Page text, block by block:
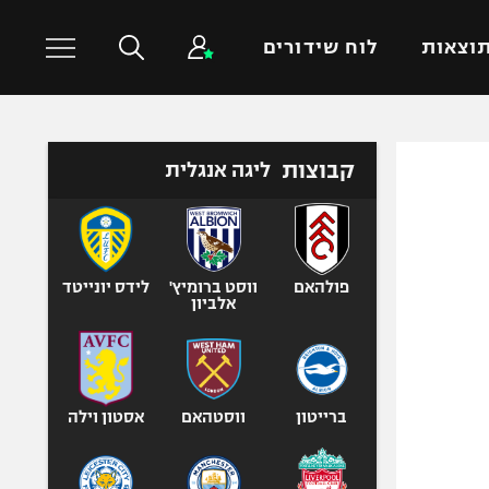
תוצאות לוח שידורים
כדורסל עולמי ענפים נוספים
טניס
כדוריד
כדורעף
שחייה
ג'ודו
אגרוף
היאבקות WWE
קבוצות ליגה אנגלית
פולהאם
ווסט ברומיץ'
אלביון
לידס יונייטד
ברייטון ווסטהאם אסטון וילה